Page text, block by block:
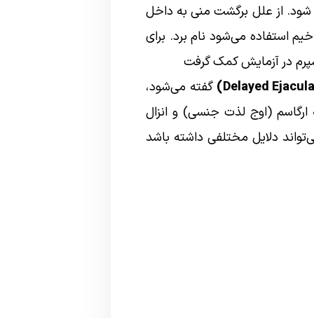
شود. از علل برگشت منی به داخل
استفاده می‌شود نام برد. برای
در آزمایش کمک گرفت
گفته می‌شود،
(اوج لذت جنسی) و انزال
دلایل مختلفی داشته باشد